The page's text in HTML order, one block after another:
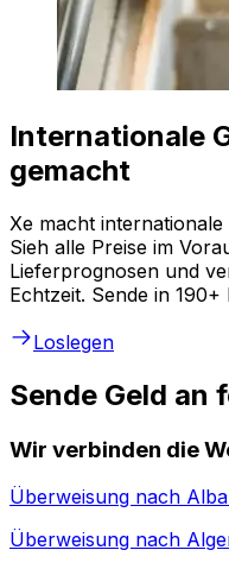
Internationale
gemacht
Xe macht
Sieh alle Preise im
Lieferprognosen und
Echtzeit. Sende in
Loslegen
Sende Geld an
Wir verbinden die
Überweisung nach
Überweisung nach